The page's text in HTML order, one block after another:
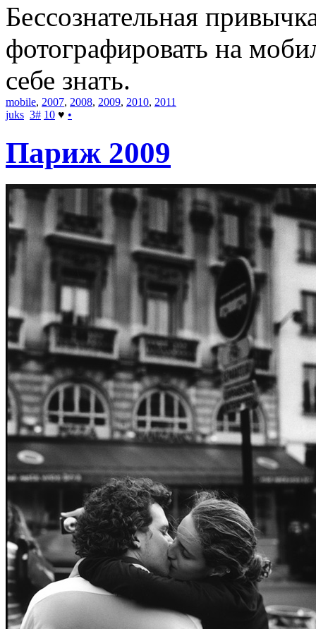
Бессознательная
фотографировать на
себе знать.
mobile, 2007, 2008, 2009, 2010, 2011
juks 3# 10 ♥ •
Париж 2009